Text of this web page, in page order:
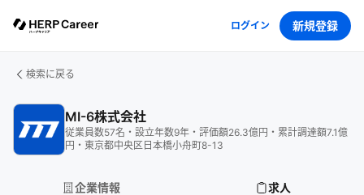
ログイン 新規登録
検索に戻る
MI-6株式会社
従業員数57名 ・ 設立年数9年 ・ 評価額26.3億円 ・ 累計調達額7.1億
円 ・ 東京都中央区日本橋小舟町8-13
企業情報 求人